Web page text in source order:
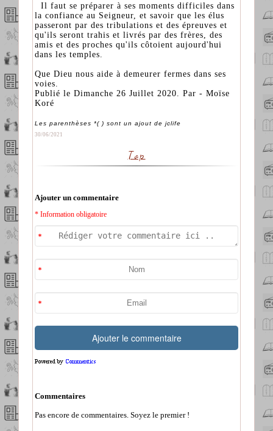
Il faut se préparer à ses moments difficiles dans
la confiance au Seigneur, et savoir que les élus
passeront par des tribulations et des épreuves et
qu'ils seront trahis et livrés par des frères, des
amis et des proches qu'ils côtoient aujourd'hui
dans les temples.
Que Dieu nous aide à demeurer fermes dans ses
voies.
Publié le Dimanche 26 Juillet 2020. Par - Moïse
Koré
Les parenthèses *( ) sont un ajout de jclife
30/06/2021
Top